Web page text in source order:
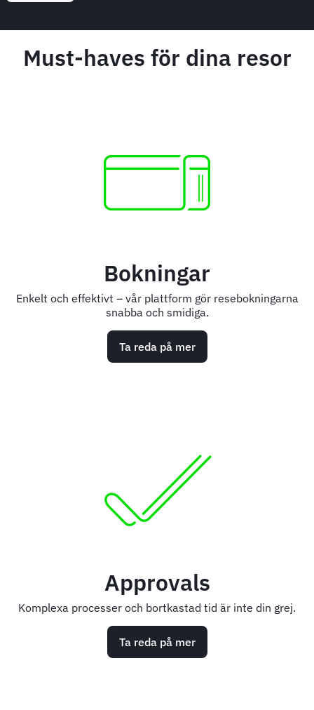
Must-haves för dina resor
Bokningar
Enkelt och effektivt – vår plattform gör resebokningarna
snabba och smidiga.
Ta reda på mer
Approvals
Komplexa processer och bortkastad tid är inte din grej.
Ta reda på mer